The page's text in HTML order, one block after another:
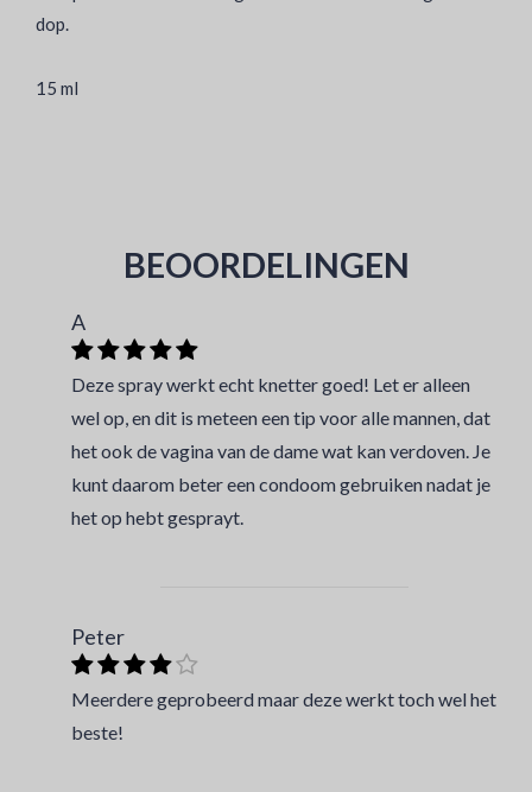
dop.
15 ml
BEOORDELINGEN
A
Deze spray werkt echt knetter goed! Let er alleen
wel op, en dit is meteen een tip voor alle mannen, dat
het ook de vagina van de dame wat kan verdoven. Je
kunt daarom beter een condoom gebruiken nadat je
het op hebt gesprayt.
Peter
Meerdere geprobeerd maar deze werkt toch wel het
beste!